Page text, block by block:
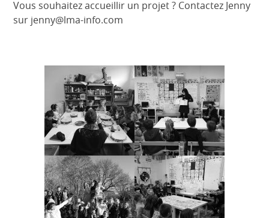
Vous souhaitez accueillir un projet ? Contactez Jenny
sur jenny@lma-info.com